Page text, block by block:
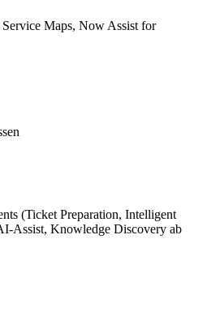
Maps, Now Assist for
(Ticket Preparation, Intelligent
Assist, Knowledge Discovery ab